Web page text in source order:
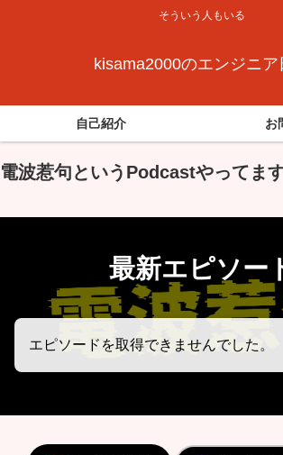
そういう人もいる
kisama2000のエンジニア
自己紹介 お
電波惹句というPodcastやってま
最新エピソー
エピソードを取得できませんでした。